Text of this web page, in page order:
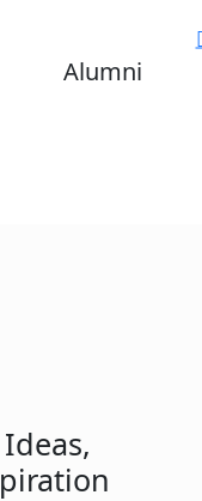
Alumni